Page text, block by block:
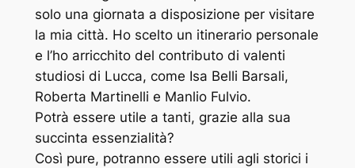
solo una giornata a disposizione per visitare
la mia città. Ho scelto un itinerario personale
e l’ho arricchito del contributo di valenti
studiosi di Lucca, come Isa Belli Barsali,
Roberta Martinelli e Manlio Fulvio.
Potrà essere utile a tanti, grazie alla sua
succinta essenzialità?
Così pure, potranno essere utili agli storici i